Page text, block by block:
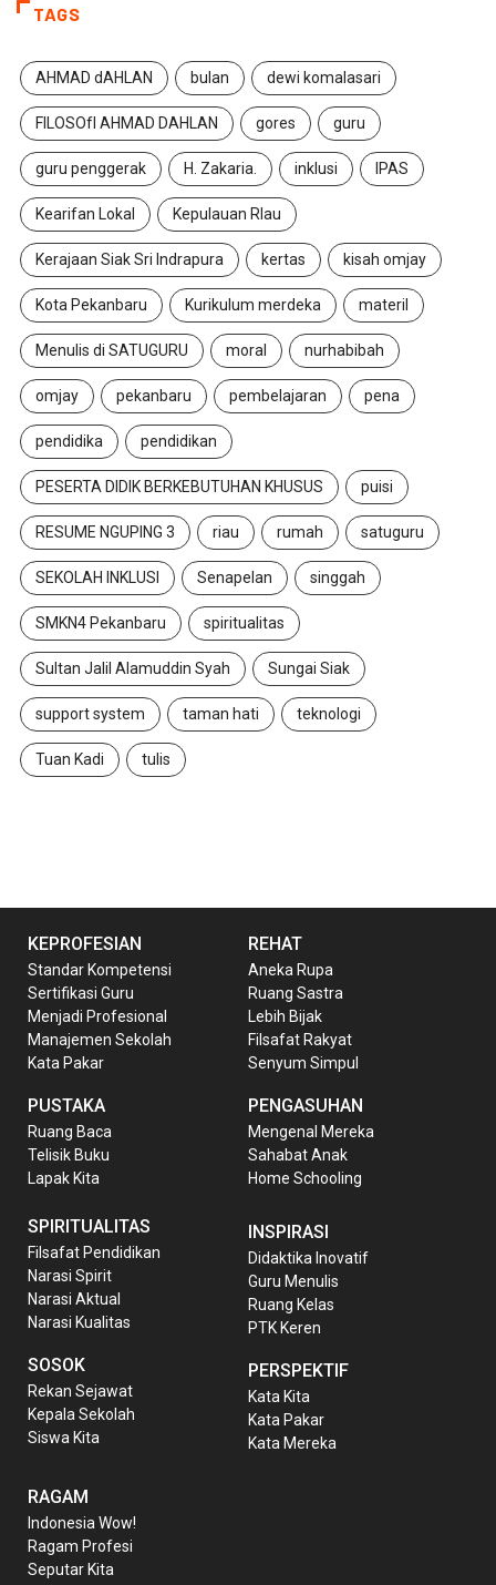
TAGS
AHMAD dAHLAN bulan dewi komalasari
FILOSOfI AHMAD DAHLAN gores guru
guru penggerak H. Zakaria. inklusi IPAS
Kearifan Lokal Kepulauan RIau
Kerajaan Siak Sri Indrapura kertas kisah omjay
Kota Pekanbaru Kurikulum merdeka materil
Menulis di SATUGURU moral nurhabibah
omjay pekanbaru pembelajaran pena
pendidika pendidikan
PESERTA DIDIK BERKEBUTUHAN KHUSUS puisi
RESUME NGUPING 3 riau rumah satuguru
SEKOLAH INKLUSI Senapelan singgah
SMKN4 Pekanbaru spiritualitas
Sultan Jalil Alamuddin Syah Sungai Siak
support system taman hati teknologi
Tuan Kadi tulis
KEPROFESIAN
Standar Kompetensi
Sertifikasi Guru
Menjadi Profesional
Manajemen Sekolah
Kata Pakar
PUSTAKA
Ruang Baca
Telisik Buku
Lapak Kita
REHAT
Aneka Rupa
Ruang Sastra
Lebih Bijak
Filsafat Rakyat
Senyum Simpul
PENGASUHAN
Mengenal Mereka
Sahabat Anak
Home Schooling
SPIRITUALITAS
Filsafat Pendidikan
Narasi Spirit
Narasi Aktual
Narasi Kualitas
SOSOK
Rekan Sejawat
Kepala Sekolah
Siswa Kita
INSPIRASI
Didaktika Inovatif
Guru Menulis
Ruang Kelas
PTK Keren
PERSPEKTIF
Kata Kita
Kata Pakar
Kata Mereka
RAGAM
Indonesia Wow!
Ragam Profesi
Seputar Kita